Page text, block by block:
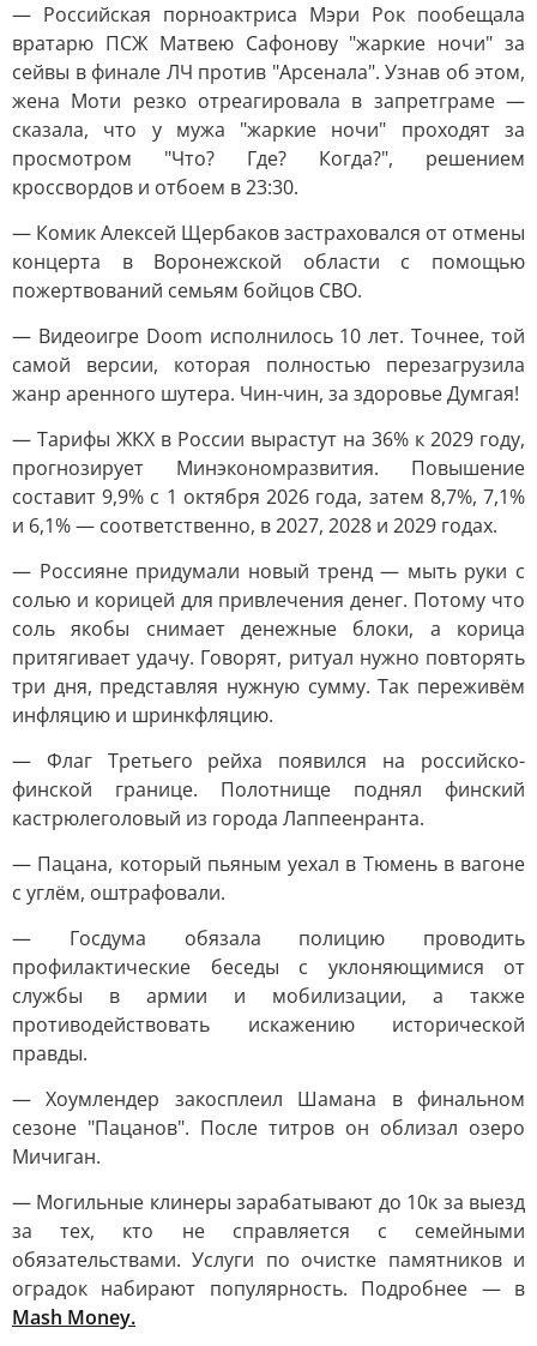
— Российская порноактриса Мэри Рок пообещала
вратарю ПСЖ Матвею Сафонову "жаркие ночи" за
сейвы в финале ЛЧ против "Арсенала". Узнав об этом,
жена Моти резко отреагировала в запретграме —
сказала, что у мужа "жаркие ночи" проходят за
просмотром "Что? Где? Когда?", решением
кроссвордов и отбоем в 23:30.
— Комик Алексей Щербаков застраховался от отмены
концерта в Воронежской области с помощью
пожертвований семьям бойцов СВО.
— Видеоигре Doom исполнилось 10 лет. Точнее, той
самой версии, которая полностью перезагрузила
жанр аренного шутера. Чин-чин, за здоровье Думгая!
— Тарифы ЖКХ в России вырастут на 36% к 2029 году,
прогнозирует Минэкономразвития. Повышение
составит 9,9% с 1 октября 2026 года, затем 8,7%, 7,1%
и 6,1% — соответственно, в 2027, 2028 и 2029 годах.
— Россияне придумали новый тренд — мыть руки с
солью и корицей для привлечения денег. Потому что
соль якобы снимает денежные блоки, а корица
притягивает удачу. Говорят, ритуал нужно повторять
три дня, представляя нужную сумму. Так переживём
инфляцию и шринкфляцию.
— Флаг Третьего рейха появился на российско-
финской границе. Полотнище поднял финский
кастрюлеголовый из города Лаппеенранта.
— Пацана, который пьяным уехал в Тюмень в вагоне
с углём, оштрафовали.
— Госдума обязала полицию проводить
профилактические беседы с уклоняющимися от
службы в армии и мобилизации, а также
противодействовать искажению исторической
правды.
— Хоумлендер закосплеил Шамана в финальном
сезоне "Пацанов". После титров он облизал озеро
Мичиган.
— Могильные клинеры зарабатывают до 10к за выезд
за тех, кто не справляется с семейными
обязательствами. Услуги по очистке памятников и
оградок набирают популярность. Подробнее — в
Mash Money.